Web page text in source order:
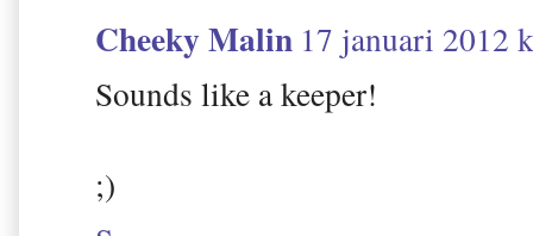
Cheeky Malin 17 januari 2012
Sounds like a keeper!
;)